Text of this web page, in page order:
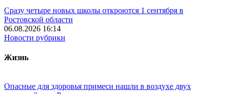
Сразу четыре новых школы откроются 1 сентября в
Ростовской области
06.08.2026 16:14
Новости рубрики
Жизнь
Опасные для здоровья примеси нашли в воздухе двух